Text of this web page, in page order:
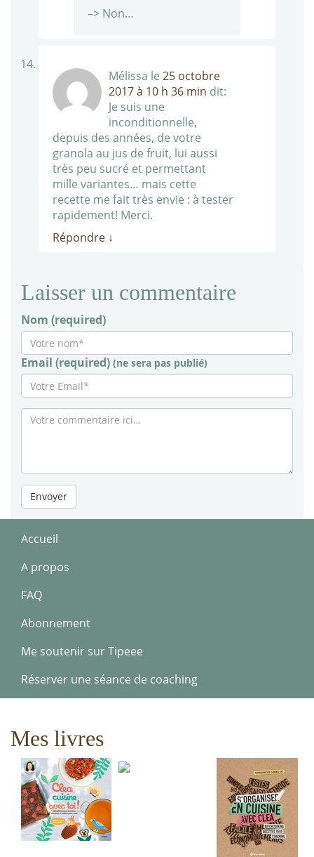
–> Non…
Mélissa le 25 octobre
2017 à 10 h 36 min dit:
Je suis une
inconditionnelle,
depuis des années, de votre
granola au jus de fruit, lui aussi
très peu sucré et permettant
mille variantes… mais cette
recette me fait très envie : à tester
rapidement! Merci.
Répondre ↓
Laisser un commentaire
Nom (required)
Email (required) (ne sera pas publié)
Envoyer
Accueil
A propos
FAQ
Abonnement
Me soutenir sur Tipeee
Réserver une séance de coaching
Mes livres